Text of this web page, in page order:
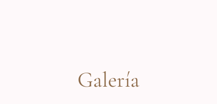
Galería